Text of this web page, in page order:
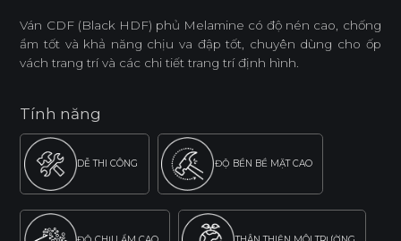
Ván CDF (Black HDF) phủ Melamine có độ nén cao, chống
ẩm tốt và khả năng chịu va đập tốt, chuyên dùng cho ốp
vách trang trí và các chi tiết trang trí định hình.
Tính năng
DỄ THI CÔNG ĐỘ BỀN BỀ MẶT CAO